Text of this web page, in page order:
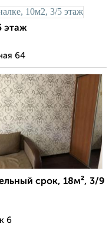
этаж
64
срок, 18м², 3/9
6